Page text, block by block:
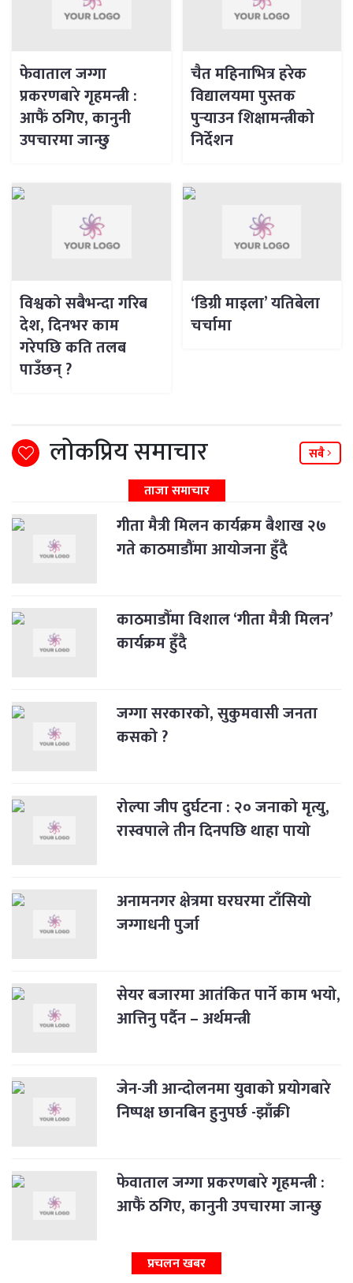
फेवाताल जग्गा
प्रकरणबारे गृहमन्त्री :
आफैं ठगिए, कानुनी
उपचारमा जान्छु
चैत महिनाभित्र हरेक
विद्यालयमा पुस्तक
पुर्‍याउन शिक्षामन्त्रीको
निर्देशन
विश्वको सबैभन्दा गरिब
देश, दिनभर काम
गरेपछि कति तलब
पाउँछन् ?
‘डिग्री माइला’ यतिबेला
चर्चामा
लोकप्रिय समाचार सबै
ताजा समाचार
गीता मैत्री मिलन कार्यक्रम बैशाख २७
गते काठमाडौंमा आयोजना हुँदै
काठमाडौँमा विशाल ‘गीता मैत्री मिलन’
कार्यक्रम हुँदै
जग्गा सरकारको, सुकुमवासी जनता
कसको ?
रोल्पा जीप दुर्घटना : २० जनाको मृत्यु,
रास्वपाले तीन दिनपछि थाहा पायो
अनामनगर क्षेत्रमा घरघरमा टाँसियो
जग्गाधनी पुर्जा
सेयर बजारमा आतंकित पार्ने काम भयो,
आत्तिनु पर्दैन – अर्थमन्त्री
जेन-जी आन्दोलनमा युवाको प्रयोगबारे
निष्पक्ष छानबिन हुनुपर्छ -झाँक्री
फेवाताल जग्गा प्रकरणबारे गृहमन्त्री :
आफैं ठगिए, कानुनी उपचारमा जान्छु
प्रचलन खबर